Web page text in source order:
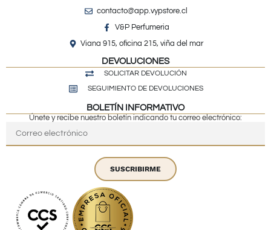
contacto@app.vypstore.cl
V&P Perfumeria
Viana 915, oficina 215, viña del mar
DEVOLUCIONES
SOLICITAR DEVOLUCIÓN
SEGUIMIENTO DE DEVOLUCIONES
BOLETÍN INFORMATIVO
Únete y recibe nuestro boletín indicando tu correo electrónico:
SUSCRIBIRME